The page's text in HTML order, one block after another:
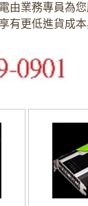
由業務專員為
有更低進貨成